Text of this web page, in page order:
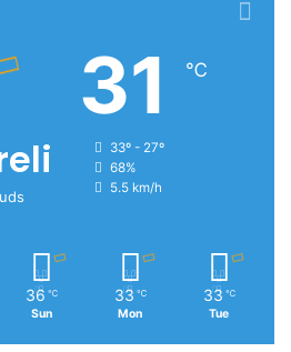
31 ℃
33º - 27º
68%
5.5 km/h
36 ℃
Sun
33 ℃
Mon
33 ℃
Tue